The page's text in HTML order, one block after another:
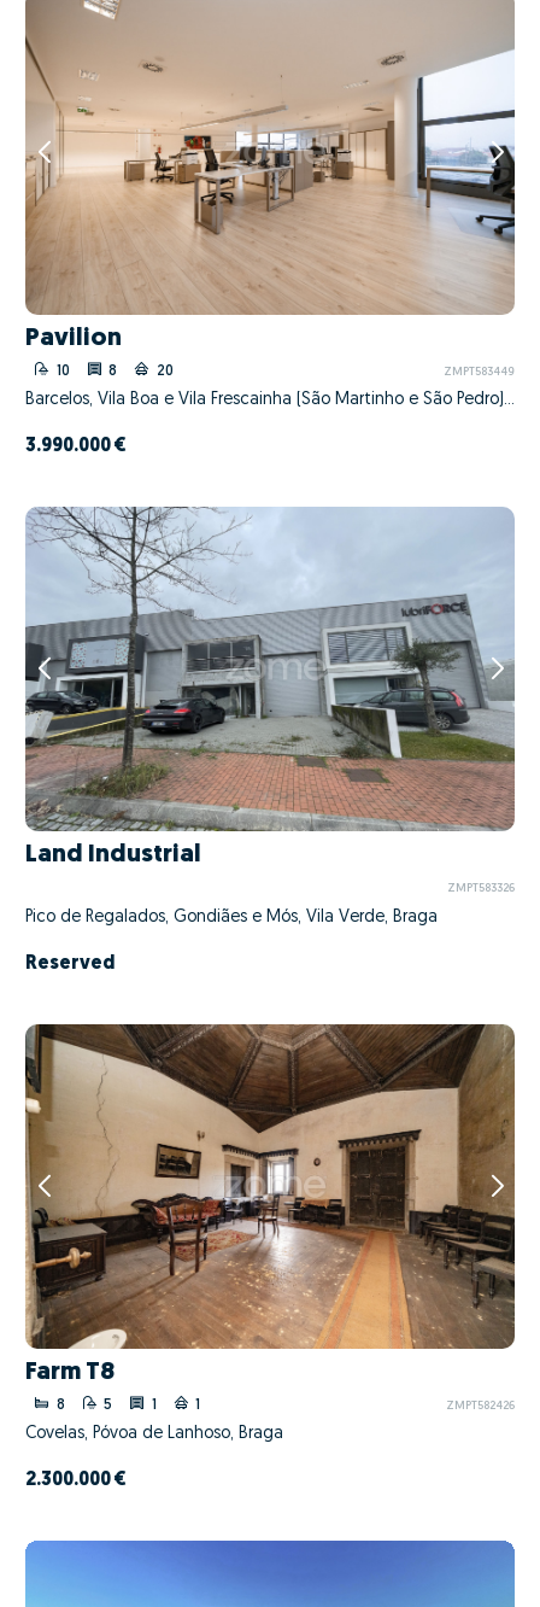
Pavilion
10 8 20 ZMPT583449
Barcelos, Vila Boa e Vila Frescainha (São Martinho e São Pedro), Barcelos, Braga
3.990.000 €
Land Industrial
ZMPT583326
Pico de Regalados, Gondiães e Mós, Vila Verde, Braga
Reserved
Farm T8
8 5 1 1 ZMPT582426
Covelas, Póvoa de Lanhoso, Braga
2.300.000 €